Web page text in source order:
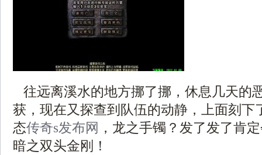
往远离溪水的地方挪了挪，休息几天的
获，现在又探查到队伍的动静，上面刻下
态传奇s发布网 ，龙之手镯？发了发了肯
暗之双头金刚！